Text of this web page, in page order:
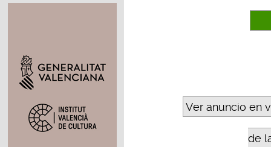
Ver anuncio en
de